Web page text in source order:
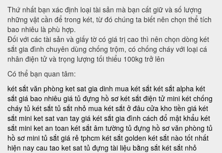
Thứ nhất bạn xác định loại tài sản mà bạn cất giữ và số lượng
những vật cần để trong két, từ đó chúng ta biết nên chọn thể tích
bao nhiêu là phù hợp.
Đối với các tài sản và giấy tờ có giá trị cao thì nên chọn dòng két
sắt gia đình chuyên dùng chống trộm, có chống cháy với loại cá
nhân điện tử và trọng lượng tối thiểu 100kg trở lên
Có thể bạn quan tâm:
két sắt văn phòng ket sat gia dinh mua két sắt két sắt alpha két
sắt giá bao nhiêu giá tủ đựng hồ sơ két sắt điện tử mini két chống
cháy tủ két sắt tủ sắt nhỏ mua két sắt ở đâu cửa kho tiền giá két
sắt mini ket sat van tay giá két sắt gia đình cách đổ mật khẩu két
sắt mini ket an toan két sắt âm tường tủ đựng hồ sơ văn phòng tủ
hồ sơ mini tủ sắt giá rẻ tphcm két sắt golden két sắt nào tốt nhất
hiện nay cau tao ket sat tủ đựng tài liệu bằng sắt két sắt nhỏ